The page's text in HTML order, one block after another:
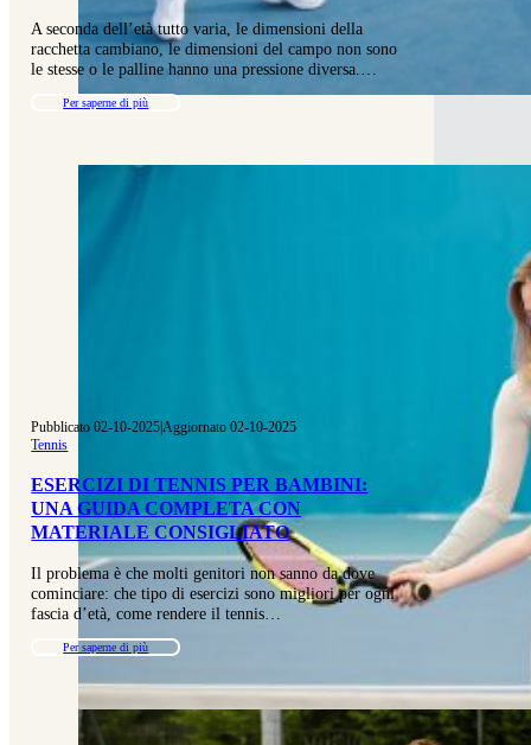
A seconda dell’età tutto varia, le dimensioni della
racchetta cambiano, le dimensioni del campo non sono
le stesse o le palline hanno una pressione diversa.…
Per saperne di più
Pubblicato 02-10-2025|Aggiornato 02-10-2025
Tennis
ESERCIZI DI TENNIS PER BAMBINI:
UNA GUIDA COMPLETA CON
MATERIALE CONSIGLIATO
Il problema è che molti genitori non sanno da dove
cominciare: che tipo di esercizi sono migliori per ogni
fascia d’età, come rendere il tennis…
Per saperne di più